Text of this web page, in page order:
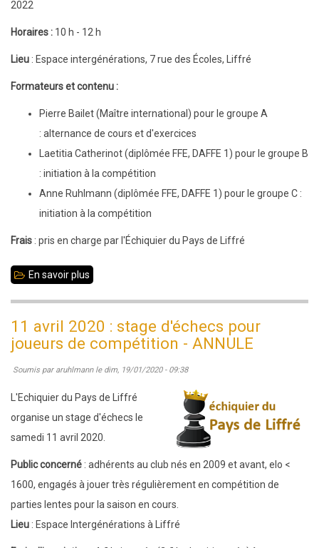
2022
Horaires : 10 h - 12 h
Lieu : Espace intergénérations, 7 rue des Écoles, Liffré
Formateurs et contenu :
Pierre Bailet (Maître international) pour le groupe A
: alternance de cours et d'exercices
Laetitia Catherinot (diplômée FFE, DAFFE 1) pour le groupe B
: initiation à la compétition
Anne Ruhlmann (diplômée FFE, DAFFE 1) pour le groupe C :
initiation à la compétition
Frais : pris en charge par l'Échiquier du Pays de Liffré
En savoir plus
2021,
janvier
et
26
février
11 avril 2020 : stage d'échecs pour
joueurs de compétition - ANNULE
Soumis par aruhlmannle dim, 19/01/2020 - 09:38
L'Echiquier du Pays de Liffré
organise un stage d'échecs le
samedi 11 avril 2020.
Public concerné : adhérents au club nés en 2009 et avant, elo <
1600, engagés à jouer très régulièrement en compétition de
parties lentes pour la saison en cours.
Lieu : Espace Intergénérations à Liffré